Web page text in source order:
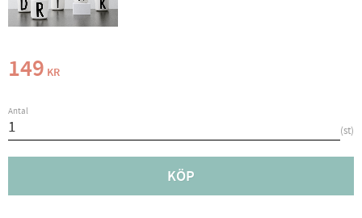
149 KR
Antal
st
KÖP